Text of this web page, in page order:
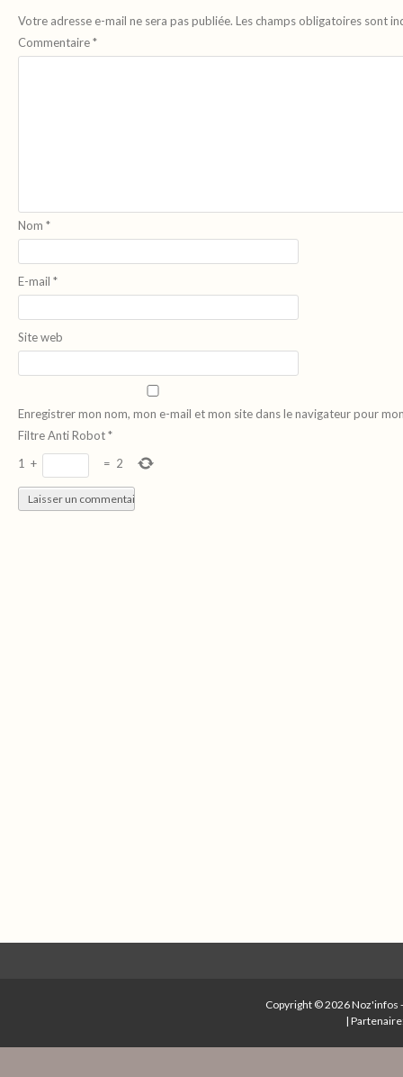
Votre adresse e-mail ne sera pas publiée. Les champs obligatoires sont
Commentaire*
Nom *
E-mail *
Site web
Enregistrer mon nom, mon e-mail et mon site dans le navigateur pour
Filtre Anti Robot*
1 + = 2
Copyright © 2026Noz'infos
|